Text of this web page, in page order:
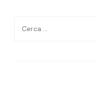
Ricerca